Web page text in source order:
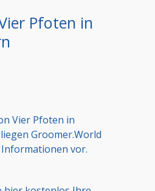
Pfoten in
Vier Pfoten in
Groomer.World
vor.